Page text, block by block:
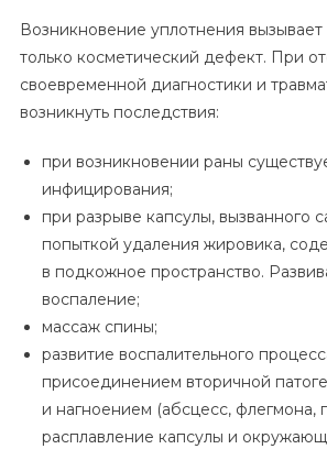
Возникновение уплотнения вызывает
только косметический дефект. При
своевременной диагностики и
возникнуть последствия:
при возникновении раны
инфицирования;
при разрыве капсулы, вызванного
попыткой удаления жировика,
в подкожное пространство.
воспаление;
массаж спины;
развитие воспалительного
присоединением вторичной
и нагноением (абсцесс, флегмона,
расплавление капсулы и